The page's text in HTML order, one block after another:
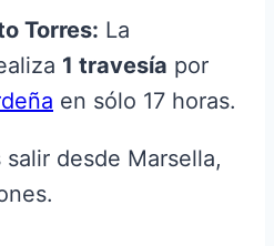
Torres: La
1 travesía por
en sólo 17 horas.
desde Marsella,